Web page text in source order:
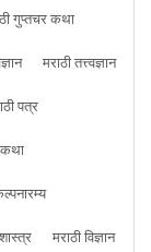
गुप्तचर कथा
मराठी तत्त्वज्ञान
पत्र
कथा
मराठी विज्ञान